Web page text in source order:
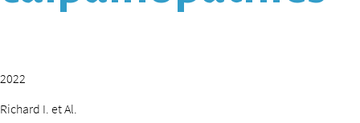
2022
Richard I. et Al.